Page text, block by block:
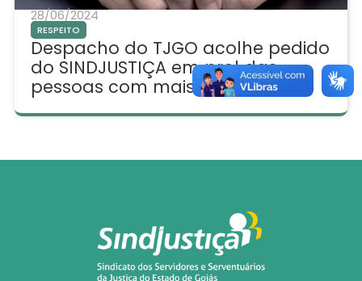
28/06/2024
RESPEITO
Despacho do TJGO acolhe pedido
do SINDJUSTIÇA em prol das
pessoas com mais de 80 anos